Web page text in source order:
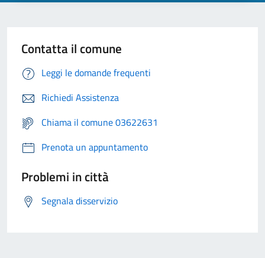
Contatta il comune
Leggi le domande frequenti
Richiedi Assistenza
Chiama il comune 03622631
Prenota un appuntamento
Problemi in città
Segnala disservizio